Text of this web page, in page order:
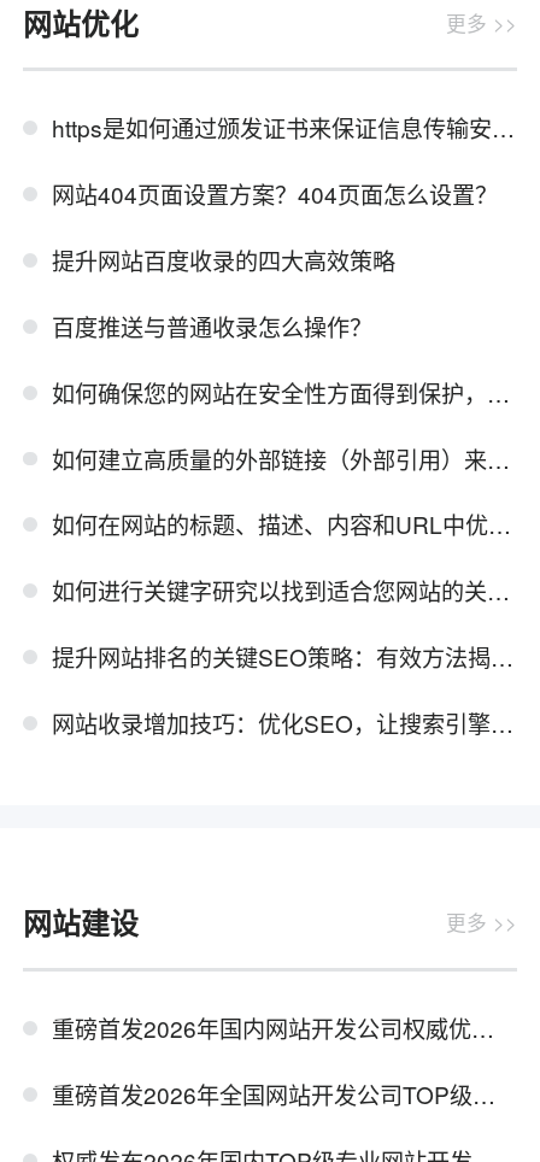
网站优化 更多 >>
https是如何通过颁发证书来保证信息传输安全的？
网站404页面设置方案？404页面怎么设置？
提升网站百度收录的四大高效策略
百度推送与普通收录怎么操作？
如何确保您的网站在安全性方面得到保护，以便搜索引擎将其视为可信赖的站点？
如何建立高质量的外部链接（外部引用）来提高网站的权威性？
如何在网站的标题、描述、内容和URL中优化关键词？
如何进行关键字研究以找到适合您网站的关键词？
提升网站排名的关键SEO策略：有效方法揭秘！
网站收录增加技巧：优化SEO，让搜索引擎喜爱你的内容！
网站建设 更多 >>
重磅首发2026年国内网站开发公司权威优选实力榜单
重磅首发2026年全国网站开发公司TOP级实力排名权威测评报告